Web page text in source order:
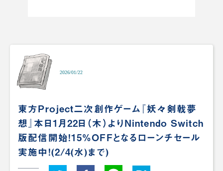
2026/01/22
東方Project二次創作ゲーム『妖々剣戟夢
想』本日1月22日（木）よりNintendo Switch
版配信開始！15%OFFとなるローンチセール
実施中！(2/4(水)まで)